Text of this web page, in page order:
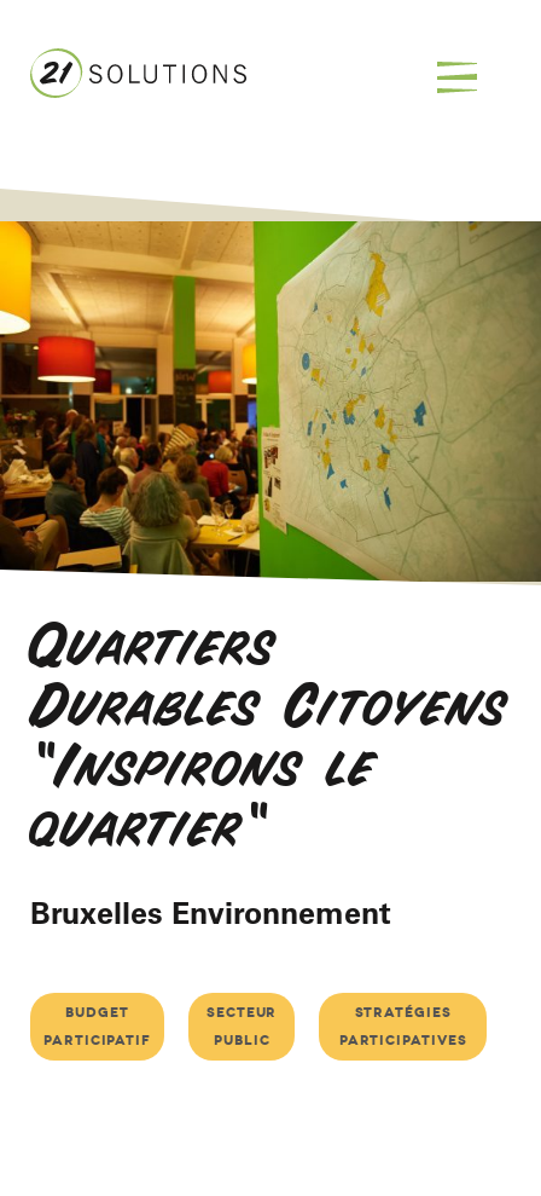
Quartiers
Durables Citoyens
"Inspirons le
quartier"
Bruxelles Environnement
budget
participatif
secteur
public
stratégies
participatives